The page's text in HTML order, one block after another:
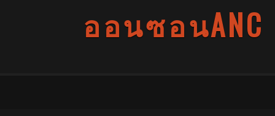
ออนซอนANC